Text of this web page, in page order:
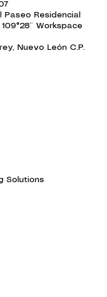
Paseo Residencial
109°28¨ Workspace
Nuevo León C.P.
Solutions